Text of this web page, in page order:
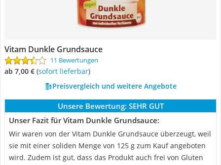
Vitam Dunkle Grundsauce
11 Bewertungen
ab 7,00 € ( Sofort lieferbar)
Preisvergleich und weitere Angebote
Unsere Bewertung: SEHR GUT
Unser Fazit für Vitam Dunkle Grundsauce:
Wir waren von der Vitam Dunkle Grundsauce überzeugt, weil
sie mit einer soliden Menge von 125 g zum Kauf angeboten
wird. Zudem ist gut, dass das Produkt auch frei von Gluten